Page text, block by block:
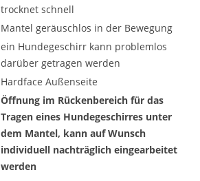
trocknet schnell
Mantel geräuschlos in der Bewegung
ein Hundegeschirr kann problemlos
darüber getragen werden
Hardface Außenseite
Öffnung im Rückenbereich für das
Tragen eines Hundegeschirres unter
dem Mantel, kann auf Wunsch
individuell nachträglich eingearbeitet
werden